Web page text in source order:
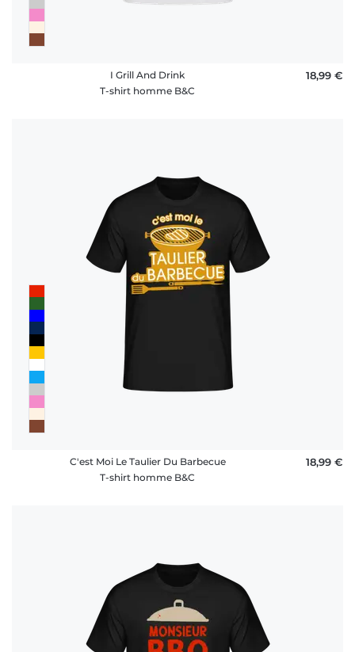
I Grill And Drink
T-shirt homme B&C
18,99 €
C'est Moi Le Taulier Du Barbecue
T-shirt homme B&C
18,99 €